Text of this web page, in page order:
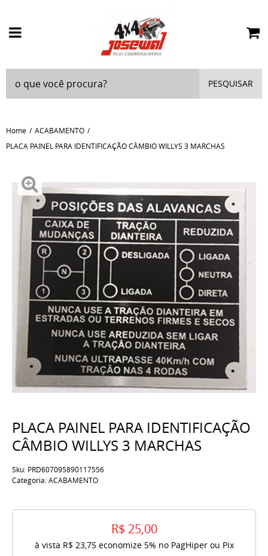
PESQUISAR
Home
ACABAMENTO
PLACA PAINEL PARA IDENTIFICAÇÃO CÂMBIO WILLYS 3 MARCHAS
PLACA PAINEL PARA IDENTIFICAÇÃO
CÂMBIO WILLYS 3 MARCHAS
Sku: PRD607095890117556
Categoria:ACABAMENTO
R$ 25,00
à vista R$ 23,75economize 5% no PagHiper ou Pix